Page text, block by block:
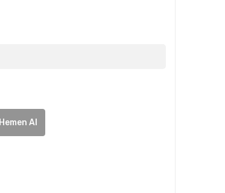
Hemen Al